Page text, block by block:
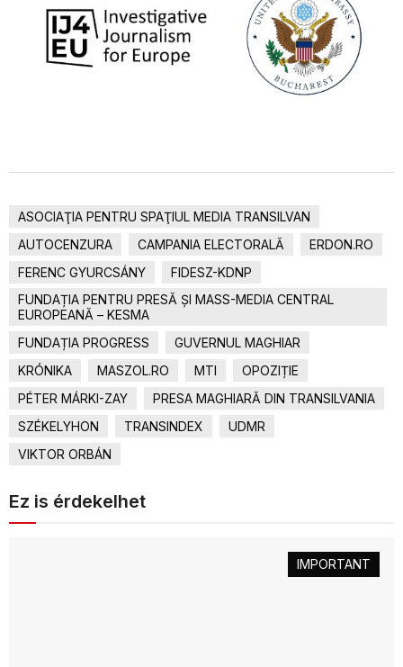
ASOCIAŢIA PENTRU SPAŢIUL MEDIA TRANSILVAN
AUTOCENZURA
CAMPANIA ELECTORALĂ
ERDON.RO
FERENC GYURCSÁNY
FIDESZ-KDNP
FUNDAȚIA PENTRU PRESĂ ȘI MASS-MEDIA CENTRAL
EUROPEANĂ – KESMA
FUNDAȚIA PROGRESS
GUVERNUL MAGHIAR
KRÓNIKA
MASZOL.RO MTI
OPOZIȚIE
PÉTER MÁRKI-ZAY
PRESA MAGHIARĂ DIN TRANSILVANIA
SZÉKELYHON
TRANSINDEX
UDMR
VIKTOR ORBÁN
Ez is érdekelhet
IMPORTANT